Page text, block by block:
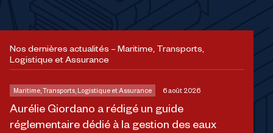
Nos dernières actualités – Maritime, Transports,
Logistique et Assurance
Aurélie Giordano a rédigé un guide
réglementaire dédié à la gestion des eaux
Maritime, Transports, Logistique et Assurance 6 août 2026